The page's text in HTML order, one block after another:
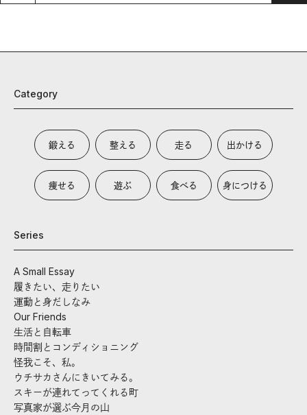
Category
鍛える 整える 走る 出かける
痩せる 遊ぶ 食べる 身につける
Series
A Small Essay
履きたい、走りたい
運動と身だしなみ
Our Friends
生活と自転車
時間割とコンディショニング
怪我こそ、私。
ウチサカさんにきいてみる。
スキーが連れてってくれる町
写真家が選ぶ今月の山